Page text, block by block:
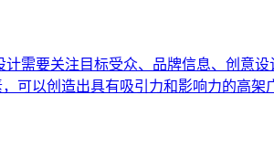
计需要关注目标受众、品牌信息、创意
可以创造出具有吸引力和影响力的高架